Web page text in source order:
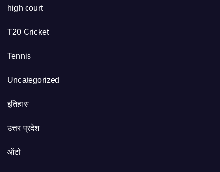
high court
T20 Cricket
Tennis
Uncategorized
इतिहास
उत्तर प्रदेश
ऑटो